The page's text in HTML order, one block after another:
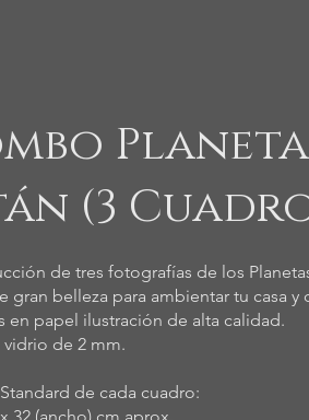
(3
de tres fotografías de los
gran belleza para ambientar tu casa
en papel ilustración de alta calidad.
vidrio de 2 mm.
de cada cuadro: